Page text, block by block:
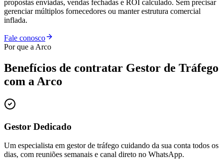
propostas enviadas, vendas fechadas e ROI calculado. Sem precisar
gerenciar múltiplos fornecedores ou manter estrutura comercial
inflada.
Fale conosco
Por que a Arco
Benefícios de contratar Gestor de Tráfego
com a Arco
Gestor Dedicado
Um especialista em gestor de tráfego cuidando da sua conta todos os
dias, com reuniões semanais e canal direto no WhatsApp.